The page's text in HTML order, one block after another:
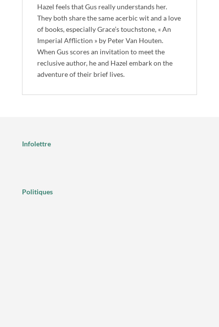
Hazel feels that Gus really understands her.
They both share the same acerbic wit and a love
of books, especiallyGrace’s touchstone, « An
Imperial Affliction » by Peter Van Houten.
When Gus scores an invitation to meet the
reclusive author, he and Hazel embark on the
adventure of their brief lives.
Infolettre
Politiques